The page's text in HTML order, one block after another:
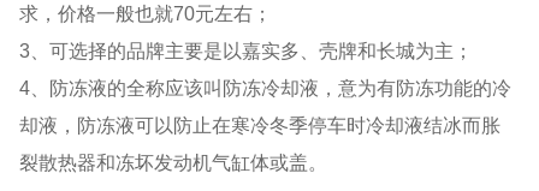
求，价格一般也就70元左右；
3、可选择的品牌主要是以嘉实多、壳牌和长城为主；
4、防冻液的全称应该叫防冻冷却液，意为有防冻功能的冷
却液，防冻液可以防止在寒冷冬季停车时冷却液结冰而胀
裂散热器和冻坏发动机气缸体或盖。